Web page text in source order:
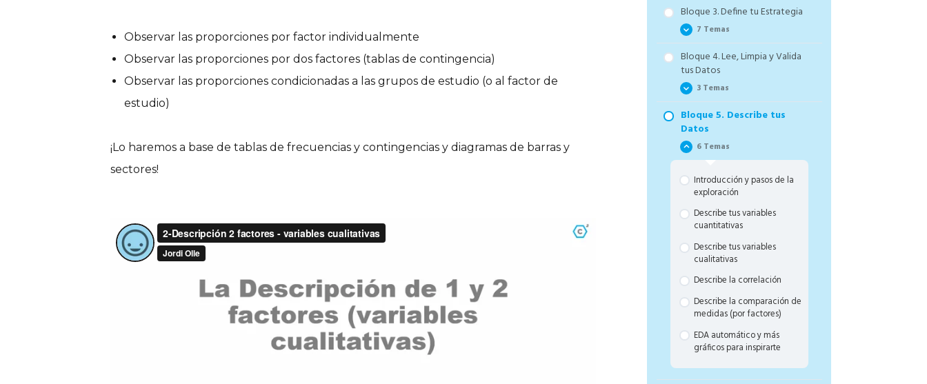
Observar las proporciones por factor individualmente
Observar las proporciones por dos factores (tablas de contingencia)
Observar las proporciones condicionadas a las grupos de estudio (o al factor de
estudio)
¡Lo haremos a base de tablas de frecuencias y contingencias y diagramas de barras y
sectores!
Bloque 3. Define tu Estrategia
7 Temas
Las claves de tu Estrategia
Los Proyectos Tipo y su
Aplicaciones y Casos de Uso
tus Variables
tres preguntas
Define la Estrategia de tu
Proyecto y Ejemplos de
Estrategia
Cierre Bloque de Estrategia
Bloque 4. Lee, Limpia y Valida
tus Datos
3 Temas
Leer e importar datos
Limpia y valida datos
Transforma tus datos
Bloque 5. Describe tus
Datos
6 Temas
Introducción y pasos de la
exploración
Describe tus variables
cuantitativas
Describe tus variables
cualitativas
Describe la correlación
Describe la comparación de
medidas (por factores)
EDA automático y más
gráficos para inspirarte